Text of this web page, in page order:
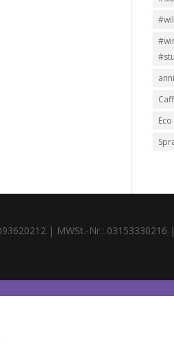
| MWSt.-Nr.: 03153330216 |